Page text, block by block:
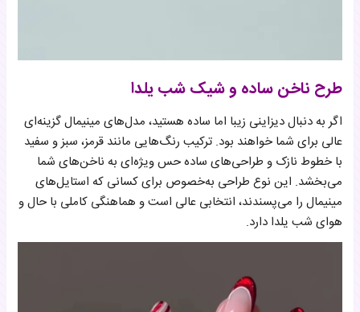
طرح ناخن ساده و شیک شب یلدا
اگر به دنبال دیزاینی زیبا اما ساده هستید، مدل‌های مینیمال گزینه‌ای
عالی برای شما خواهند بود. ترکیب رنگ‌هایی مانند قرمز، سبز و سفید
با خطوط نازک و طراحی‌های ساده حس ویژه‌ای به ناخن‌های شما
می‌بخشد. این نوع طراحی به‌خصوص برای کسانی که استایل‌های
مینیمال را می‌پسندند، انتخابی عالی است و هماهنگی کاملی با حال و
هوای شب یلدا دارد.